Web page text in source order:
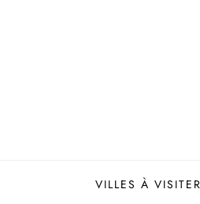
VILLES À VISITER